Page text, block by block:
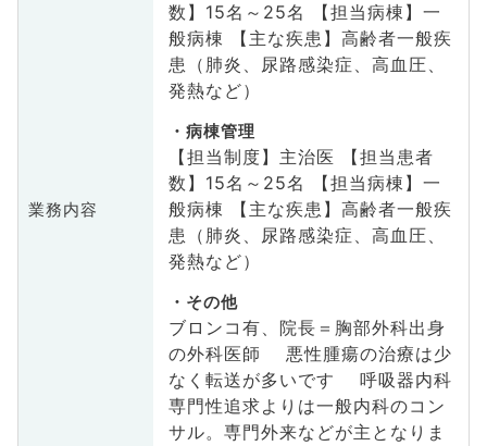
業務内容
数】15名～25名 【担当病棟】一
般病棟 【主な疾患】高齢者一般疾
患（肺炎、尿路感染症、高血圧、
発熱など）
病棟管理
【担当制度】主治医 【担当患者
数】15名～25名 【担当病棟】一
般病棟 【主な疾患】高齢者一般疾
患（肺炎、尿路感染症、高血圧、
発熱など）
その他
ブロンコ有、院長＝胸部外科出身
の外科医師 悪性腫瘍の治療は少
なく転送が多いです 呼吸器内科
専門性追求よりは一般内科のコン
サル。専門外来などが主となりま